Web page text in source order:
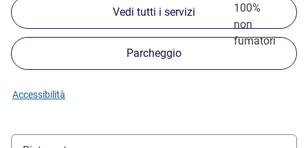
100%
non
fumatori
Vedi tutti i servizi
Parcheggio
Accessibilità